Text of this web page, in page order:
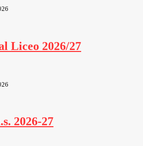
Liceo 2026/27
2026-27